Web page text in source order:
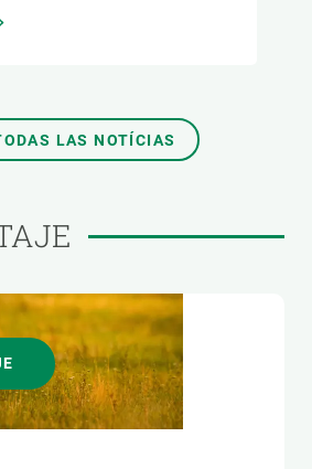
LAS NOTÍCIAS